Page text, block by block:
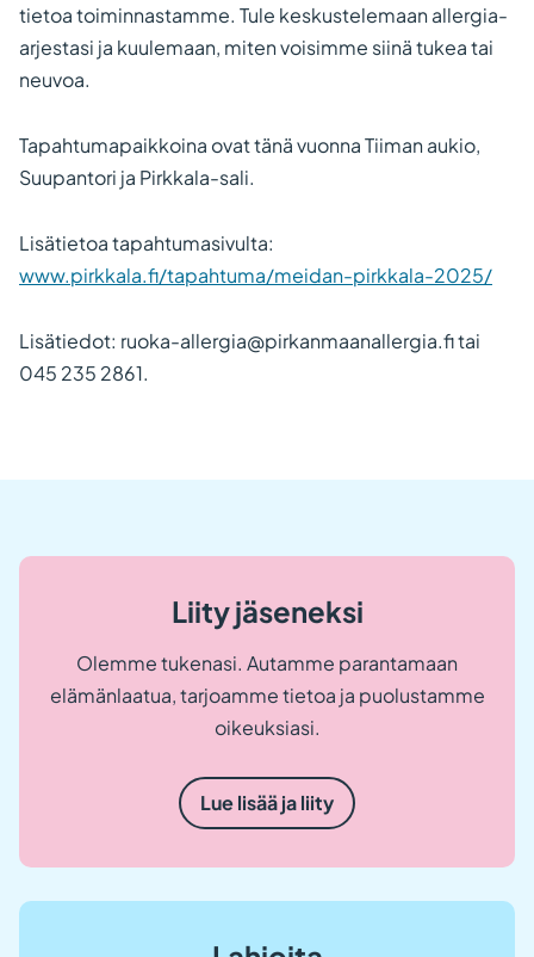
tietoa toiminnastamme. Tule keskustelemaan allergia-
arjestasi ja kuulemaan, miten voisimme siinä tukea tai
neuvoa.
Tapahtumapaikkoina ovat tänä vuonna Tiiman aukio,
Suupantori ja Pirkkala-sali.
Lisätietoa tapahtumasivulta:
www.pirkkala.fi/tapahtuma/meidan-pirkkala-2025/
Lisätiedot: ruoka-allergia@pirkanmaanallergia.fi tai
045 235 2861.
Liity jäseneksi
Olemme tukenasi. Autamme parantamaan
elämänlaatua, tarjoamme tietoa ja puolustamme
oikeuksiasi.
Lue lisää ja liity